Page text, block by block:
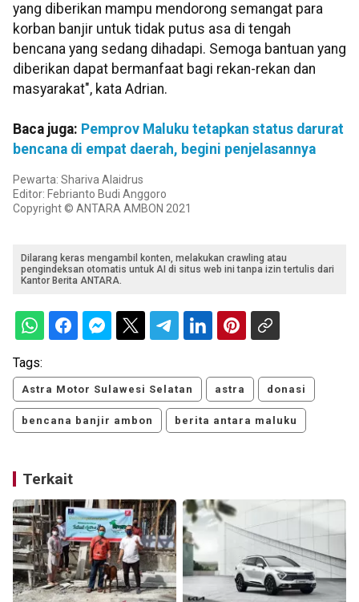
yang diberikan mampu mendorong semangat para
korban banjir untuk tidak putus asa di tengah
bencana yang sedang dihadapi. Semoga bantuan yang
diberikan dapat bermanfaat bagi rekan-rekan dan
masyarakat", kata Adrian.
Baca juga: Pemprov Maluku tetapkan status darurat
bencana di empat daerah, begini penjelasannya
Pewarta: Shariva Alaidrus
Editor: Febrianto Budi Anggoro
Copyright © ANTARA AMBON 2021
Dilarang keras mengambil konten, melakukan crawling atau
pengindeksan otomatis untuk AI di situs web ini tanpa izin tertulis dari
Kantor Berita ANTARA.
Tags:
Astra Motor Sulawesi Selatan astra donasi
bencana banjir ambon berita antara maluku
Terkait